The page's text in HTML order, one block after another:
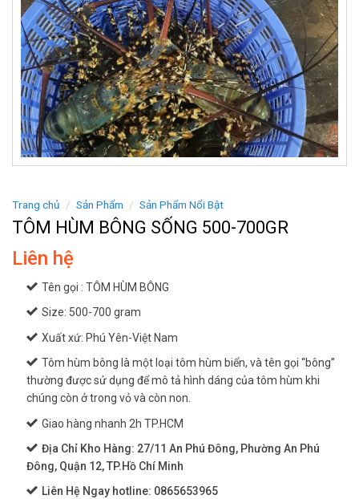
Trang chủ / Sản Phẩm / Sản Phẩm Nổi Bật
TÔM HÙM BÔNG SỐNG 500-700GR
Liên hệ
Tên gọi : TÔM HÙM BÔNG
Size: 500-700 gram
Xuất xứ: Phú Yên-Việt Nam
Tôm hùm bông là một loại tôm hùm biển, và tên gọi “bông”
thường được sử dụng để mô tả hình dáng của tôm hùm khi
chúng còn ở trong vỏ và còn non.
Giao hàng nhanh 2h TP.HCM
Địa Chỉ Kho Hàng: 27/11 An Phú Đông, Phường An Phú
Đông, Quận 12, TP.Hồ Chí Minh
Liên Hệ Ngay hotline: 0865653965